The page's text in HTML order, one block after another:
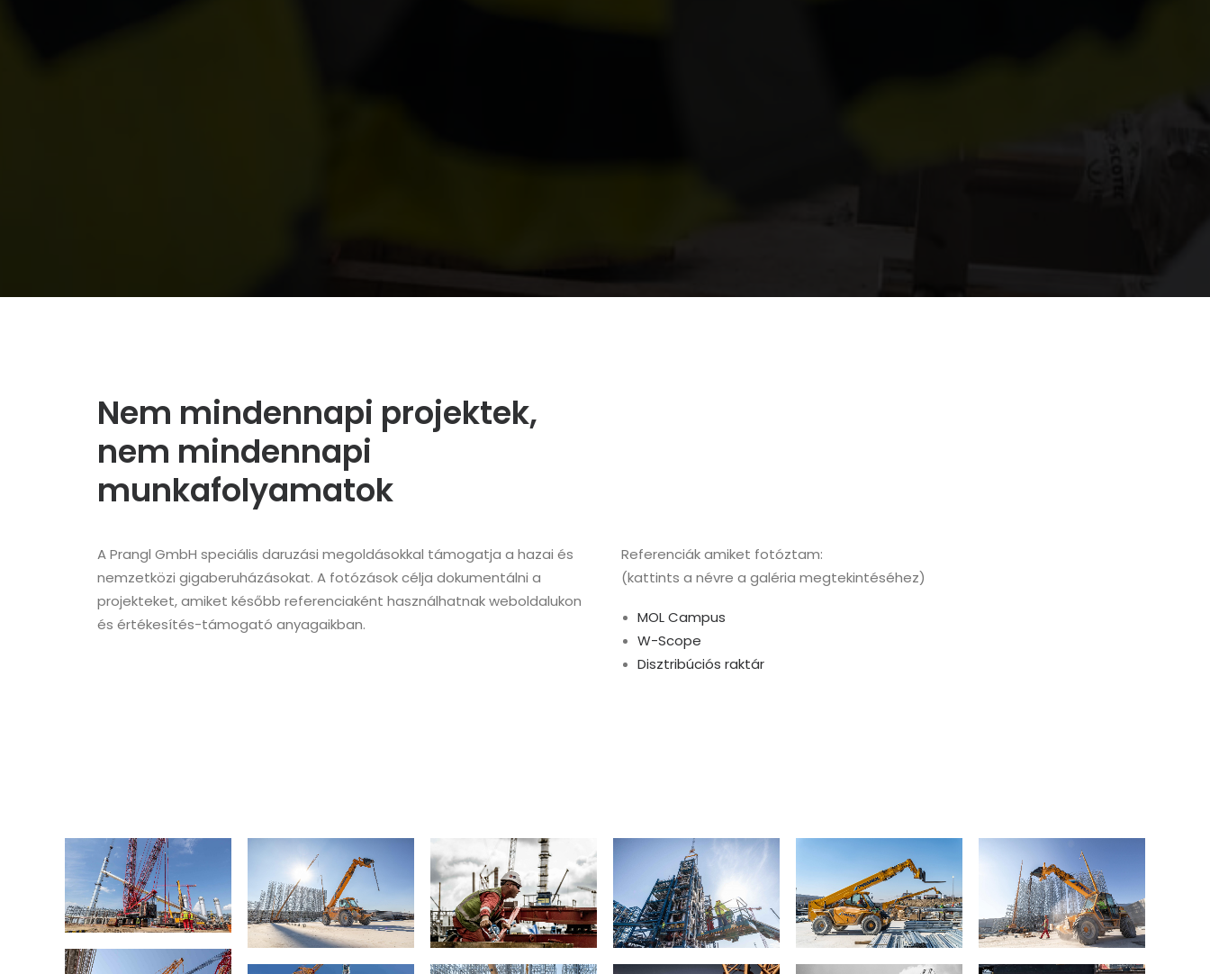
Nem mindennapi projektek,
nem mindennapi
munkafolyamatok
A Prangl GmbH speciális daruzási megoldásokkal támogatja a hazai és
nemzetközi gigaberuházásokat. A fotózások célja dokumentálni a
projekteket, amiket később referenciaként használhatnak weboldalukon
és értékesítés-támogató anyagaikban.
Referenciák amiket fotóztam:
(kattints a névre a galéria megtekintéséhez)
MOL Campus
W-Scope
Disztribúciós raktár